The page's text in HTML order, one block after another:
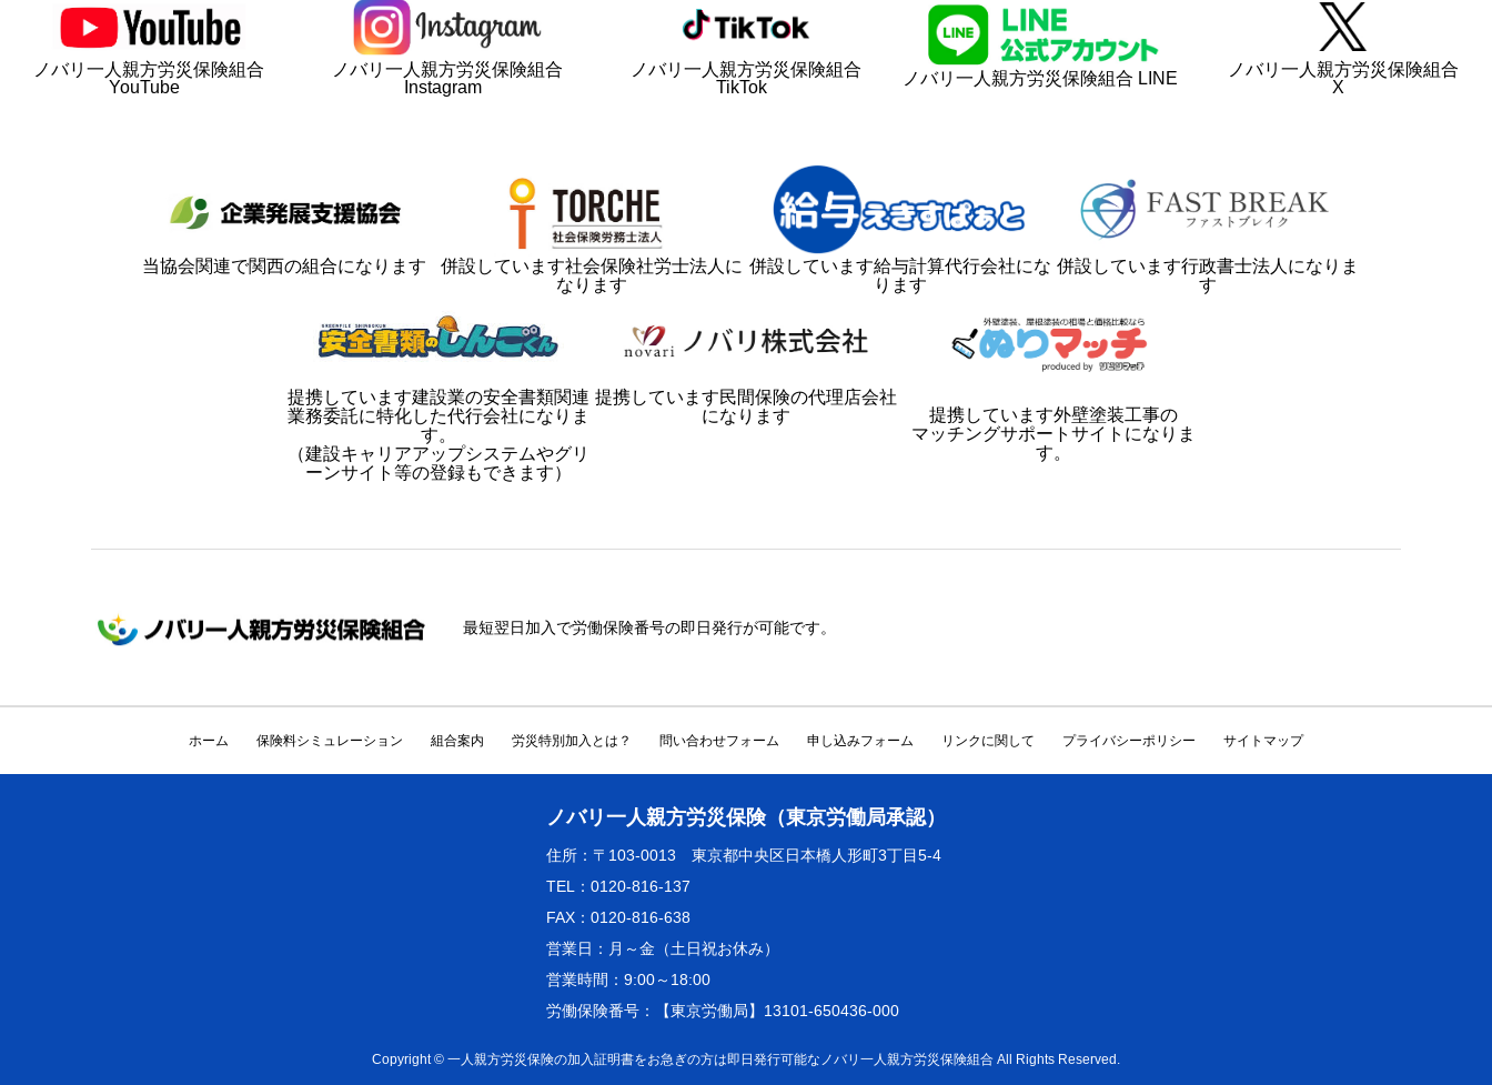
ノバリ一人親方労災保険組合
YouTube
ノバリ一人親方労災保険組合
Instagram
ノバリ一人親方労災保険組合
TikTok
ノバリ一人親方労災保険組合 LINE
ノバリ一人親方労災保険組合
X
当協会関連で関西の組合になります
併設しています社会保険社労士法人に
なります
併設しています給与計算代行会社にな
ります
併設しています行政書士法人になりま
す
提携しています建設業の安全書類関連
業務委託に特化した代行会社になりま
す。
（建設キャリアアップシステムやグリ
ーンサイト等の登録もできます）
提携しています民間保険の代理店会社
になります
提携しています外壁塗装工事の
マッチングサポートサイトになりま
す。
最短翌日加入で労働保険番号の即日発行が可能です。
ホーム 保険料シミュレーション 組合案内 労災特別加入とは？ 問い合わせフォーム 申し込みフォーム リンクに関して プライバシーポリシー サイトマップ
ノバリ一人親方労災保険（東京労働局承認）
住所：〒103-0013 東京都中央区日本橋人形町3丁目5-4
TEL：0120-816-137
FAX：0120-816-638
営業日：月～金（土日祝お休み）
営業時間：9:00～18:00
労働保険番号：【東京労働局】13101-650436-000
Copyright © 一人親方労災保険の加入証明書をお急ぎの方は即日発行可能なノバリ一人親方労災保険組合 All Rights Reserved.